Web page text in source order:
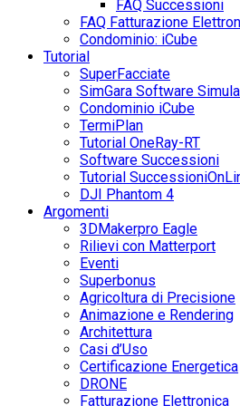
FAQ Successioni
FAQ Fatturazione
Condominio: iCube
Tutorial
SuperFacciate
SimGara Software
Condominio iCube
TermiPlan
Tutorial OneRay-RT
Software Successioni
Tutorial
DJI Phantom 4
Argomenti
3DMakerpro Eagle
Rilievi con Matterport
Eventi
Superbonus
Agricoltura di Precisione
Animazione e Rendering
Architettura
Casi d’Uso
Certificazione Energetica
DRONE
Fatturazione Elettronica